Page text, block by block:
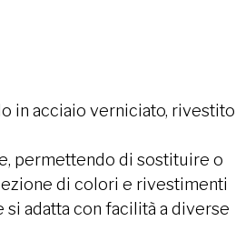
in acciaio verniciato, rivestito
permettendo di sostituire o
di colori e rivestimenti
adatta con facilità a diverse